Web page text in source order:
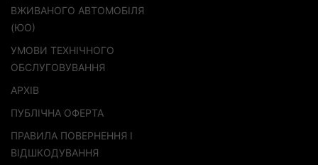
ВЖИВАНОГО АВТОМОБІЛЯ
(ЮО)
УМОВИ ТЕХНІЧНОГО
ОБСЛУГОВУВАННЯ
АРХІВ
ПУБЛІЧНА ОФЕРТА
ПРАВИЛА ПОВЕРНЕННЯ І
ВІДШКОДУВАННЯ